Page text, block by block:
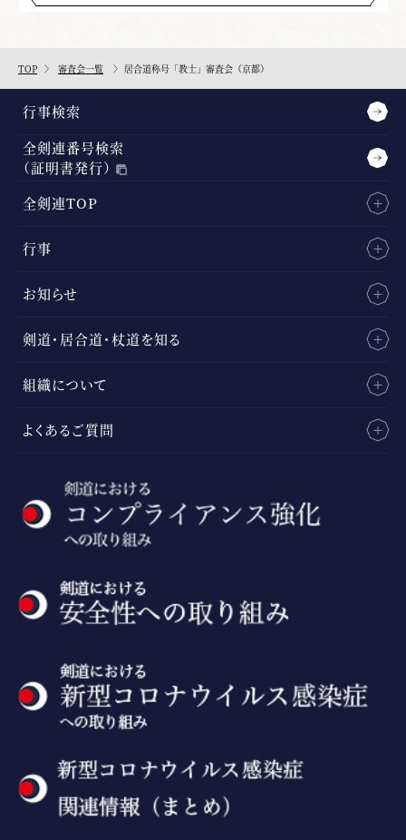
TOP 審査会一覧 居合道称号「教士」審査会（京都）
行事検索
全剣連番号検索
（証明書発行）
全剣連TOP
行事
お知らせ
剣道・居合道・杖道を知る
組織について
よくあるご質問